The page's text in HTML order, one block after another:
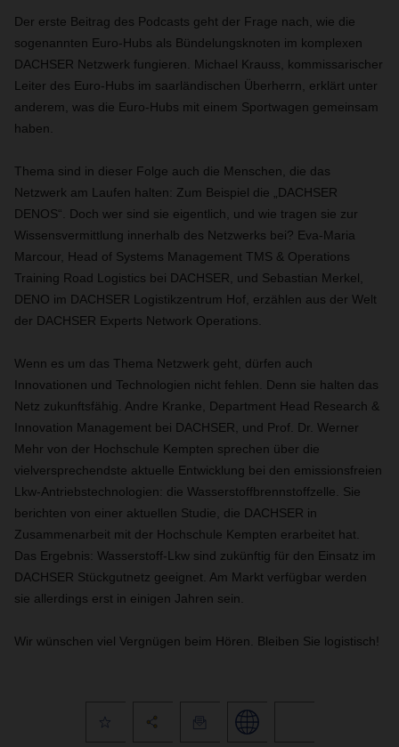
Der erste Beitrag des Podcasts geht der Frage nach, wie die
sogenannten Euro-Hubs als Bündelungsknoten im komplexen
DACHSER Netzwerk fungieren. Michael Krauss, kommissarischer
Leiter des Euro-Hubs im saarländischen Überherrn, erklärt unter
anderem, was die Euro-Hubs mit einem Sportwagen gemeinsam
haben.
Thema sind in dieser Folge auch die Menschen, die das
Netzwerk am Laufen halten: Zum Beispiel die „DACHSER
DENOS“. Doch wer sind sie eigentlich, und wie tragen sie zur
Wissensvermittlung innerhalb des Netzwerks bei? Eva-Maria
Marcour, Head of Systems Management TMS & Operations
Training Road Logistics bei DACHSER, und Sebastian Merkel,
DENO im DACHSER Logistikzentrum Hof, erzählen aus der Welt
der DACHSER Experts Network Operations.
Wenn es um das Thema Netzwerk geht, dürfen auch
Innovationen und Technologien nicht fehlen. Denn sie halten das
Netz zukunftsfähig. Andre Kranke, Department Head Research &
Innovation Management bei DACHSER, und Prof. Dr. Werner
Mehr von der Hochschule Kempten sprechen über die
vielversprechendste aktuelle Entwicklung bei den emissionsfreien
Lkw-Antriebstechnologien: die Wasserstoffbrennstoffzelle. Sie
berichten von einer aktuellen Studie, die DACHSER in
Zusammenarbeit mit der Hochschule Kempten erarbeitet hat.
Das Ergebnis: Wasserstoff-Lkw sind zukünftig für den Einsatz im
DACHSER Stückgutnetz geeignet. Am Markt verfügbar werden
sie allerdings erst in einigen Jahren sein.
Wir wünschen viel Vergnügen beim Hören. Bleiben Sie logistisch!